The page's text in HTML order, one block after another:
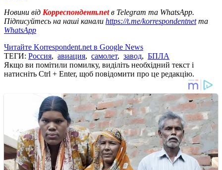
Новини від Корреспондент.netв Telegram та WhatsApp.
Підписуйтесь на наші канали https://t.me/korrespondentnetта
WhatsApp
Читайте Korrespondent.net в Google News
ТЕГИ: Россия, авиация, самолет, завод, БПЛА
Якщо ви помітили помилку, виділіть необхідний текст і
натисніть Ctrl + Enter, щоб повідомити про це редакцію.